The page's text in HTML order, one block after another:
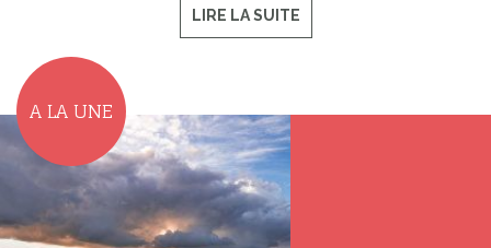
LIRE LA SUITE
A LA UNE